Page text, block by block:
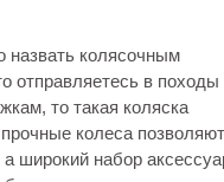
назвать колясочным
отправляетесь в походы
то такая коляска
колеса позволяют
широкий набор